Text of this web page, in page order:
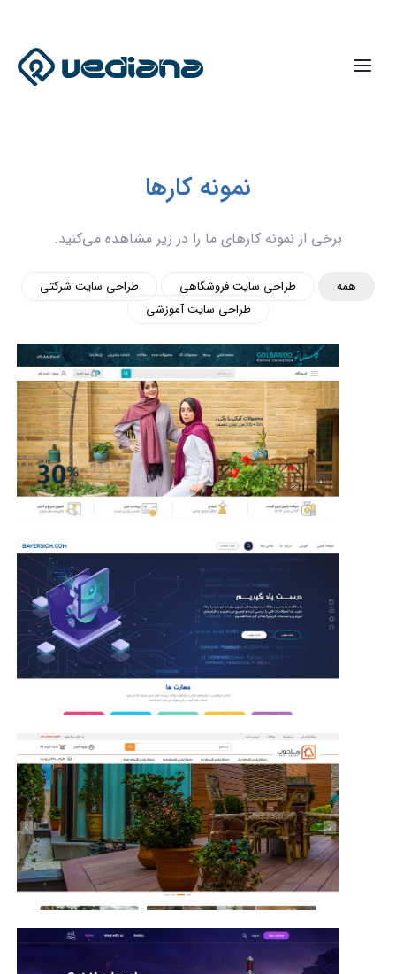
نمونه کارها
برخی از نمونه کارهای ما را در زیر مشاهده می‌کنید.
همه طراحی سایت فروشگاهی
طراحی سایت شرکتی
طراحی سایت آموزشی